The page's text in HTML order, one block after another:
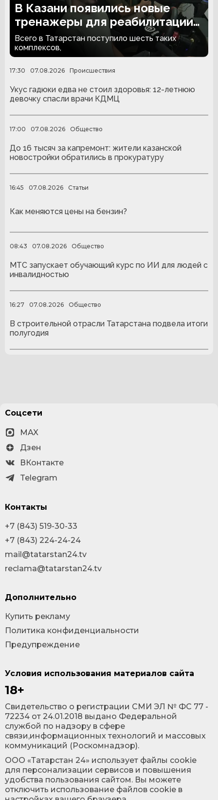
В Казани появились новые
тренажеры для реабилитации
людей с ампутациями
Всего в Татарстан поступило шесть таких
комплексов,
17:30 07.08.2026 Происшествия
Укус гадюки едва не стоил здоровья: 12-летнюю
девочку спасли врачи КДМЦ
17:00 07.08.2026 Общество
До 16 тысяч за капремонт: жители казанской
новостройки обратились в прокуратуру
16:45 07.08.2026 Статьи
Как меняются цены на бензин?
08:43 07.08.2026 Общество
МТС запускает обучающий курс по ИИ для людей с
инвалидностью
16:27 07.08.2026 Общество
В строительной отрасли Татарстана подвела итоги
полугодия
Условия использования материалов сайта
18+
Cвидетельство о регистрации СМИ ЭЛ № ФС 77 -
72234 от 24.01.2018 выдано Федеральной
службой по надзору в сфере
связи,информационных технологий и массовых
коммуникаций (Роскомнадзор).
ООО «Татарстан 24» использует файлы cookie
для персонализации сервисов и повышения
удобства пользования сайтом. Вы можете
отключить использование файлов cookie в
Соцсети
MAX
Дзен
ВКонтакте
Telegram
Контакты
+7 (843) 519-30-33
+7 (843) 224-24-24
mail@tatarstan24.tv
reclama@tatarstan24.tv
Дополнительно
Купить рекламу
Политика конфиденциальности
Предупреждение